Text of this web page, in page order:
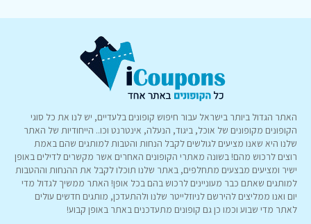
האתר הגדול ביותר בישראל עבור חיפוש קופונים בלעדיים, יש לנו את כל סוגי
הקופונים מקופונים של אוכל, ביגוד, הנעלה, אינטרנט וכו.. הייחודיות של האתר
שלנו היא שאנו מציעים לגולשים לקבל הנחות והטבות למותגים שהם באמת
רוצים לרכוש מהם! בשונה מאתרי הקופונים האחרים אשר מקשרים לדילים באופן
ישיר ומציעים מבצעים מתחלפים, באתר שלנו תוכלו לקבל את ההנחות וההטבות
למותגים שאתם כבר מעוניינים לרכוש בהם בכל אופן! האתר ממשיך לגדול מדי
יום ואנו ממליצים להירשם לניוזלייטר שלנו ולהתעדכן, מותגים חדשים עולים
לאתר מדי שבוע וכמו כן גם קופונים מתעדכנים באתר באופן קבוע!